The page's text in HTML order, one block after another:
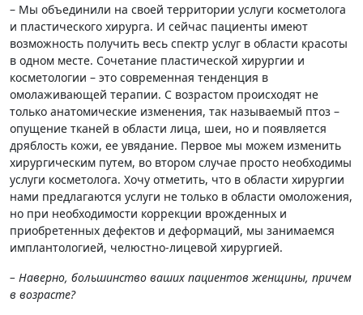
– Мы объединили на своей территории услуги косметолога
и пластического хирурга. И сейчас пациенты имеют
возможность получить весь спектр услуг в области красоты
в одном месте. Сочетание пластической хирургии и
косметологии – это современная тенденция в
омолаживающей терапии. С возрастом происходят не
только анатомические изменения, так называемый птоз –
опущение тканей в области лица, шеи, но и появляется
дряблость кожи, ее увядание. Первое мы можем изменить
хирургическим путем, во втором случае просто необходимы
услуги косметолога. Хочу отметить, что в области хирургии
нами предлагаются услуги не только в области омоложения,
но при необходимости коррекции врожденных и
приобретенных дефектов и деформаций, мы занимаемся
имплантологией, челюстно-лицевой хирургией.
– Наверно, большинство ваших пациентов женщины, причем
в возрасте?